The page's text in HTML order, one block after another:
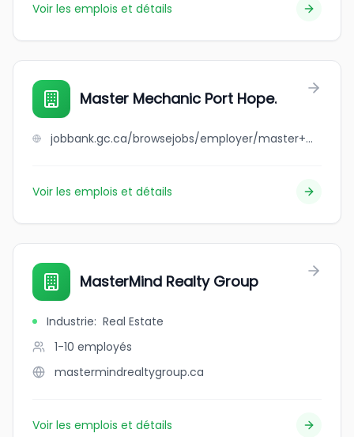
Voir les emplois et détails
Master Mechanic Port Hope.
jobbank.gc.ca/browsejobs/employer/master+mechanic+port+hope./ca
Voir les emplois et détails
MasterMind Realty Group
Industrie: Real Estate
1-10 employés
mastermindrealtygroup.ca
Voir les emplois et détails